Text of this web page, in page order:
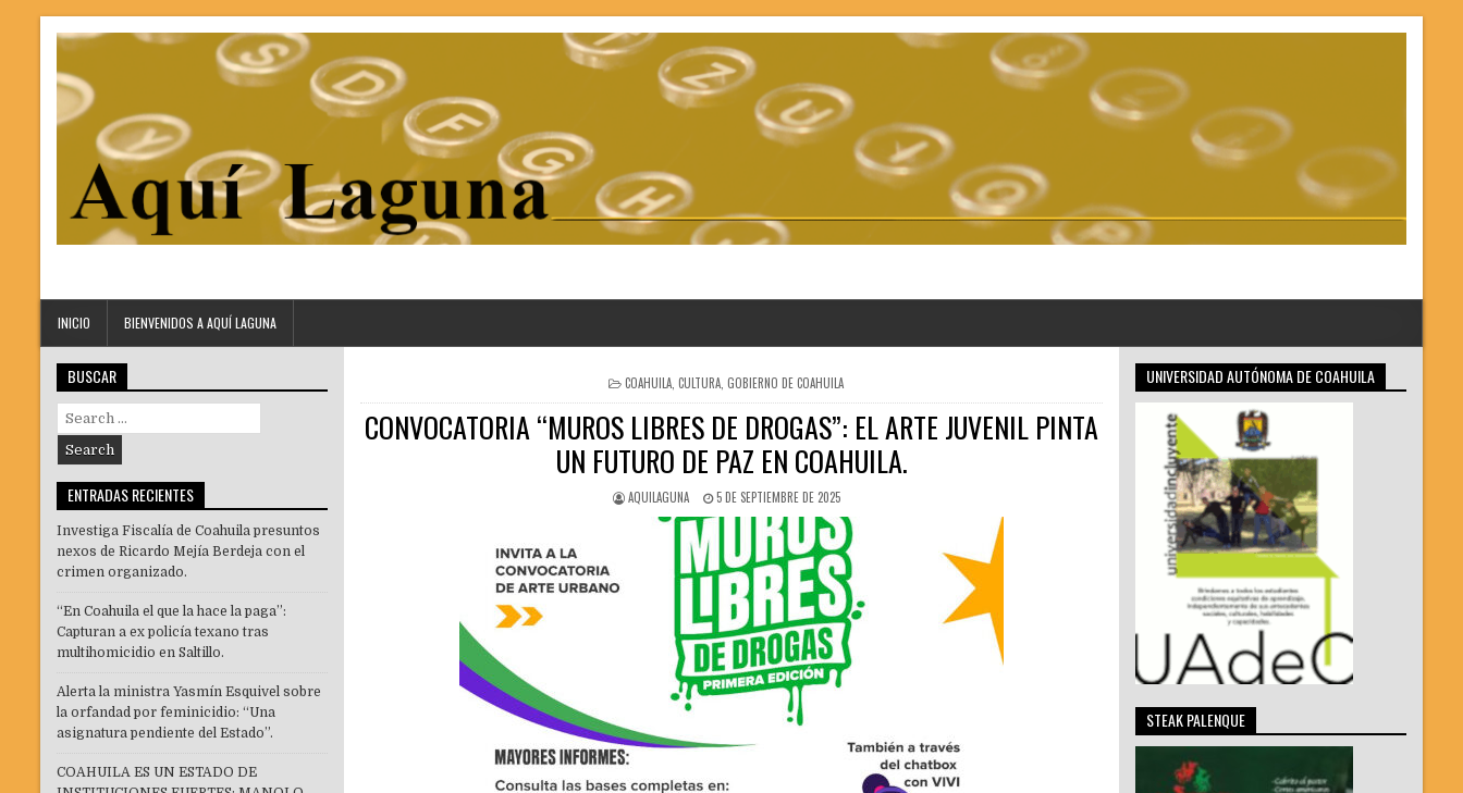
INICIO BIENVENIDOS A AQUÍ LAGUNA
POSTED
IN
COAHUILA, CULTURA, GOBIERNO DE COAHUILA
CONVOCATORIA “MUROS LIBRES DE DROGAS”: EL ARTE JUVENIL PINTA
UN FUTURO DE PAZ EN COAHUILA.
AQUILAGUNA 5 DE SEPTIEMBRE DE 2025
BUSCAR
Search
for:
ENTRADAS RECIENTES
Investiga Fiscalía de Coahuila presuntos
nexos de Ricardo Mejía Berdeja con el
crimen organizado.
“En Coahuila el que la hace la paga”:
Capturan a ex policía texano tras
multihomicidio en Saltillo.
Alerta la ministra Yasmín Esquivel sobre
la orfandad por feminicidio: “Una
asignatura pendiente del Estado”.
COAHUILA ES UN ESTADO DE
UNIVERSIDAD AUTÓNOMA DE COAHUILA
STEAK PALENQUE